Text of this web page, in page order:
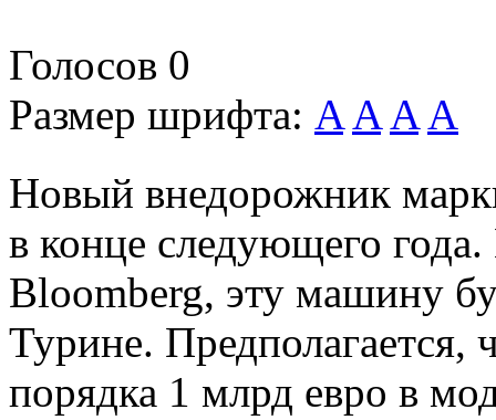
Голосов 0
Размер шрифта: A A A A
Новый внедорожник
в конце следующего
Bloomberg, эту машину
Турине. Предполагается,
порядка 1 млрд евро в